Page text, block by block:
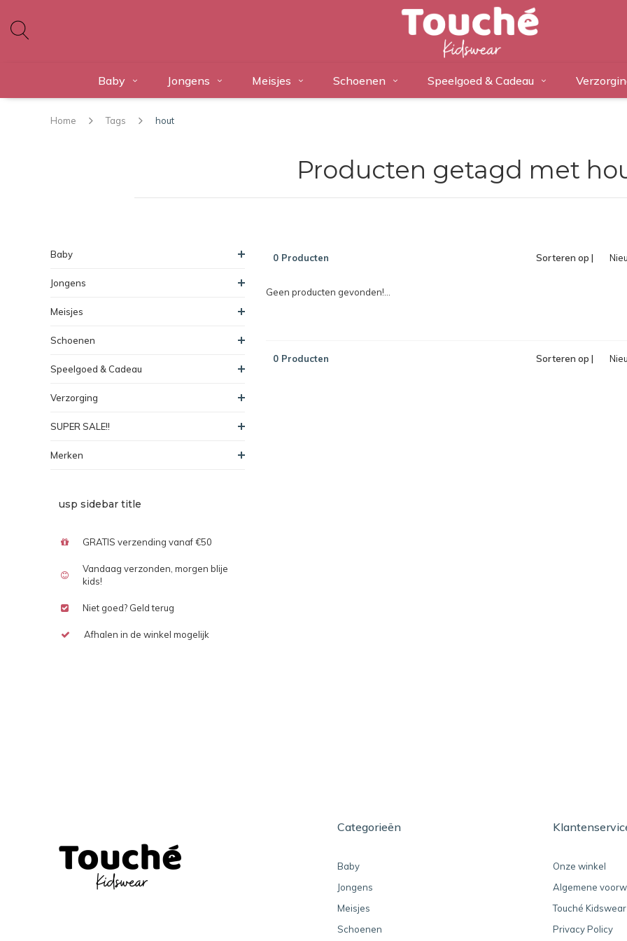
Baby Jongens Meisjes Schoenen Speelgoed & Cadeau
Home Tags hout
Producten getagd met
Baby
Jongens
Meisjes
Schoenen
Speelgoed & Cadeau
Verzorging
SUPER SALE!!
Merken
usp sidebar title
GRATIS verzending vanaf €50
Vandaag verzonden, morgen blije
kids!
Niet goed? Geld terug
Afhalen in de winkel mogelijk
0 Producten Sorteren op |
Geen producten gevonden!...
0 Producten Sorteren op |
Categorieën
Baby
Jongens
Meisjes
Schoenen
Onze winkel
Algemene
Touché Kidswear
Privacy Policy